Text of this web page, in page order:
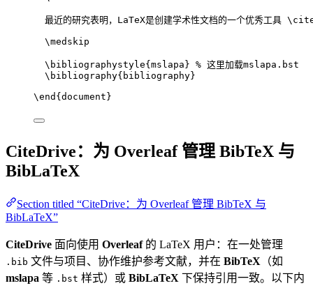
最近的研究表明，LaTeX是创建学术性文档的一个优秀工具
\medskip
\bibliographystyle{mslapa} % 这里加载mslapa.bst
\bibliography{bibliography}
\end { document }
CiteDrive：为 Overleaf 管理 BibTeX 与
BibLaTeX
Section titled “CiteDrive：为 Overleaf 管理 BibTeX 与
BibLaTeX”
CiteDrive 面向使用 Overleaf的 LaTeX 用户：在一处管理
.bib 文件与项目、协作维护参考文献，并在 BibTeX （如
mslapa 等 .bst 样式）或 BibLaTeX 下保持引用一致。以下内